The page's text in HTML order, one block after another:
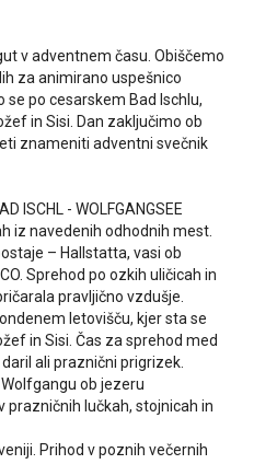
v adventnem času. Obiščemo
za animirano uspešnico
se po cesarskem Bad Ischlu,
in Sisi. Dan zaključimo ob
znameniti adventni svečnik
ISCHL - WOLFGANGSEE
iz navedenih odhodnih mest.
– Hallstatta, vasi ob
Sprehod po ozkih uličicah in
pravljično vzdušje.
letovišču, kjer sta se
in Sisi. Čas za sprehod med
ali praznični prigrizek.
ob jezeru
prazničnih lučkah, stojnicah in
Prihod v poznih večernih